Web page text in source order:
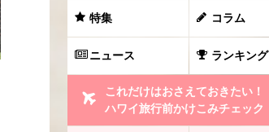
特集 コラム
ニュース ランキング
これだけはおさえておきたい！
ハワイ旅行前かけこみチェック